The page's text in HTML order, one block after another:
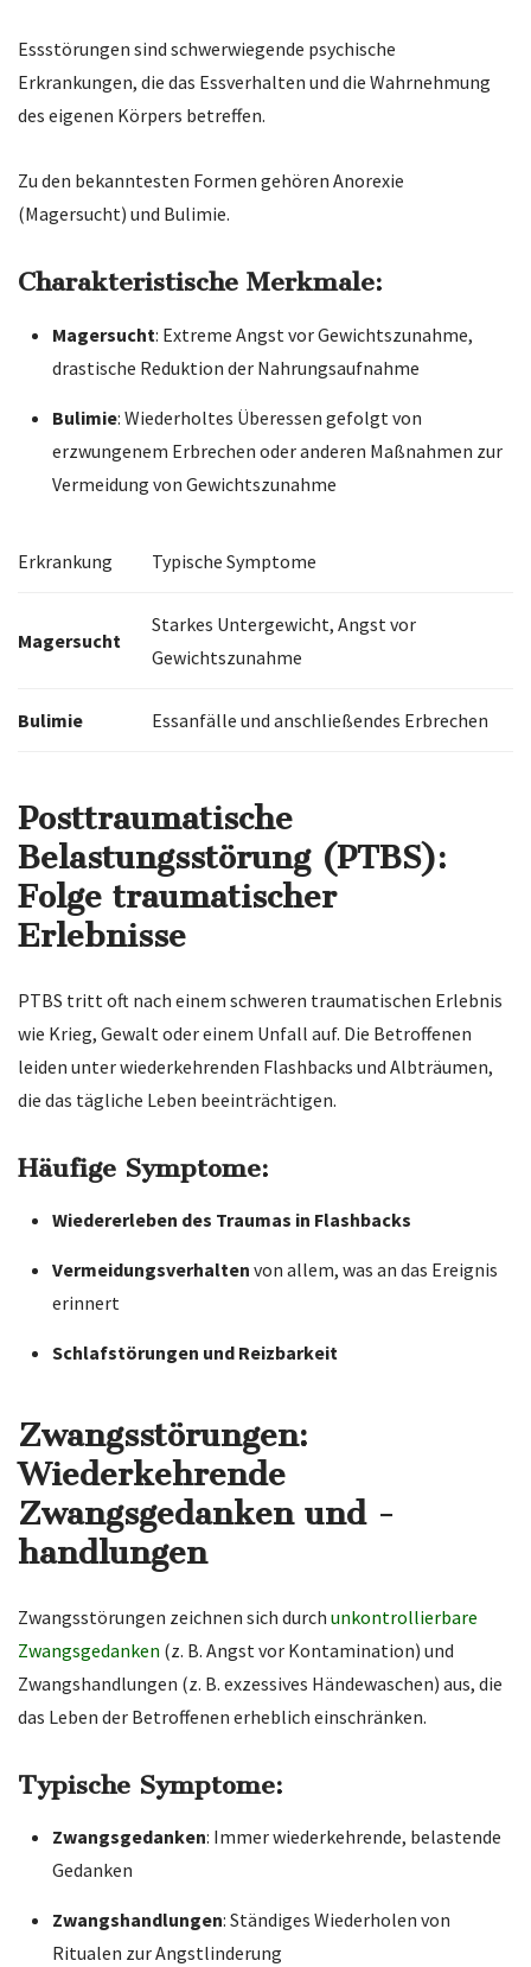
Essstörungen sind schwerwiegende psychische
Erkrankungen, die das Essverhalten und die Wahrnehmung
des eigenen Körpers betreffen.
Zu den bekanntesten Formen gehören Anorexie
(Magersucht) und Bulimie.
Charakteristische Merkmale:
Magersucht: Extreme Angst vor Gewichtszunahme,
drastische Reduktion der Nahrungsaufnahme
Bulimie: Wiederholtes Überessen gefolgt von
erzwungenem Erbrechen oder anderen Maßnahmen zur
Vermeidung von Gewichtszunahme
Erkrankung Typische Symptome
Magersucht
Starkes Untergewicht, Angst vor
Gewichtszunahme
Bulimie Essanfälle und anschließendes Erbrechen
Posttraumatische
Belastungsstörung (PTBS):
Folge traumatischer
Erlebnisse
PTBS tritt oft nach einem schweren traumatischen Erlebnis
wie Krieg, Gewalt oder einem Unfall auf. Die Betroffenen
leiden unter wiederkehrenden Flashbacks und Albträumen,
die das tägliche Leben beeinträchtigen.
Häufige Symptome:
Wiedererleben des Traumas in Flashbacks
Vermeidungsverhalten von allem, was an das Ereignis
erinnert
Schlafstörungen und Reizbarkeit
Zwangsstörungen:
Wiederkehrende
Zwangsgedanken und -
handlungen
Zwangsstörungen zeichnen sich durch unkontrollierbare
Zwangsgedanken (z. B. Angst vor Kontamination) und
Zwangshandlungen (z. B. exzessives Händewaschen) aus, die
das Leben der Betroffenen erheblich einschränken.
Typische Symptome:
Zwangsgedanken: Immer wiederkehrende, belastende
Gedanken
Zwangshandlungen: Ständiges Wiederholen von
Ritualen zur Angstlinderung